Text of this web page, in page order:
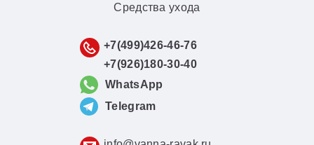
Средства ухода
+7(499)426-46-76
+7(926)180-30-40
WhatsApp
Telegram